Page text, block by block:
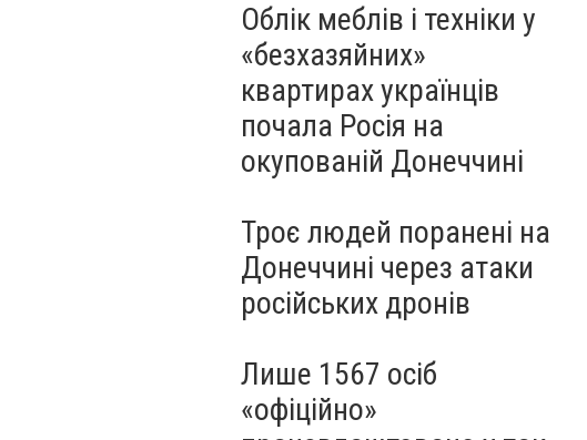
Облік меблів і техніки у
«безхазяйних»
квартирах українців
почала Росія на
окупованій Донеччині
Троє людей поранені на
Донеччині через атаки
російських дронів
Лише 1567 осіб
«офіційно»